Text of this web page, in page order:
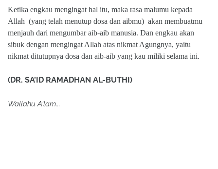
Ketika engkau mengingat hal itu, maka rasa malumu kepada
Allah (yang telah menutup dosa dan aibmu) akan membuatmu
menjauh dari mengumbar aib-aib manusia. Dan engkau akan
sibuk dengan mengingat Allah atas nikmat Agungnya, yaitu
nikmat ditutupnya dosa dan aib-aib yang kau miliki selama ini.
(DR. SA’ID RAMADHAN AL-BUTHI)
Wallahu A'lam...